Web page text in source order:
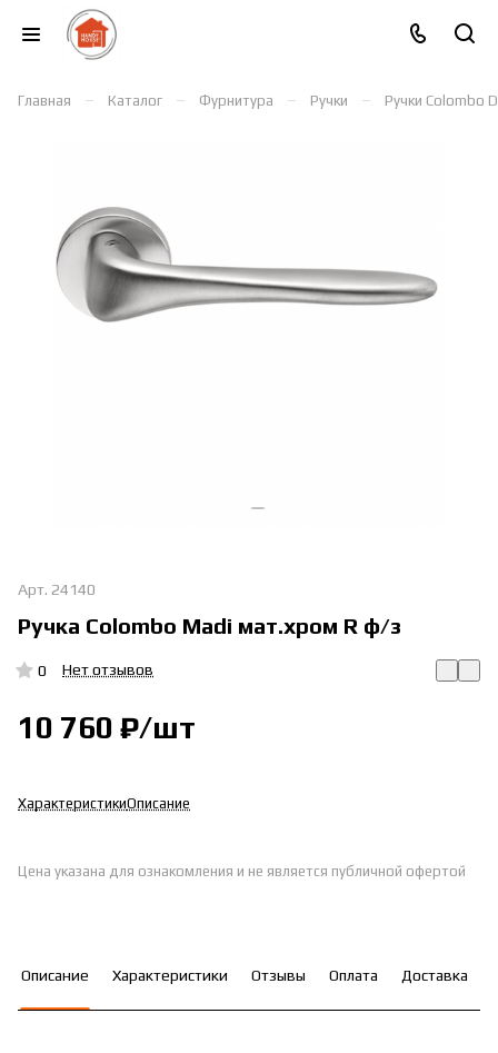
Главная – Каталог – Фурнитура – Ручки – Ручки Colombo
Арт. 24140
Ручка Colombo Madi мат.хром R ф/з
0 Нет отзывов
10 760 ₽/шт
ХарактеристикиОписание
Цена указана для ознакомления и не является публичной офертой
Описание Характеристики Отзывы Оплата Доставка